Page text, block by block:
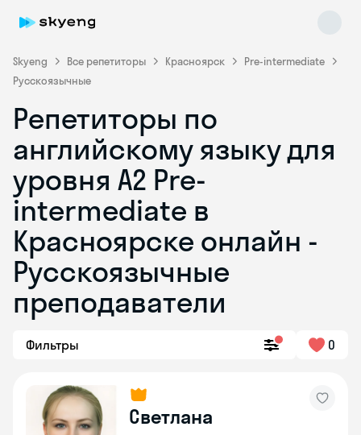
Skyeng Все репетиторы Красноярск
Pre-intermediate
Русскоязычные
Репетиторы по
английскому языку для
уровня A2 Pre-
intermediate в
Красноярске онлайн -
Русскоязычные
преподаватели
Фильтры 0
Светлана
Skyeng Chat